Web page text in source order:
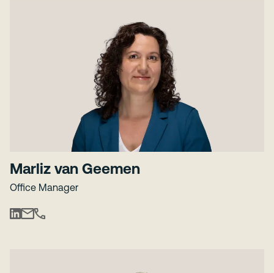
Marliz van Geemen
Office Manager